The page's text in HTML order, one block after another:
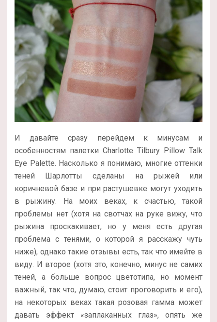
И давайте сразу перейдем к минусам и
особенностям палетки Charlotte Tilbury Pillow Talk
Eye Palette. Насколько я понимаю, многие оттенки
теней Шарлотты сделаны на рыжей или
коричневой базе и при растушевке могут уходить
в рыжину. На моих веках, к счастью, такой
проблемы нет (хотя на свотчах на руке вижу, что
рыжина проскакивает, но у меня есть другая
проблема с тенями, о которой я расскажу чуть
ниже), однако такие отзывы есть, так что имейте в
виду. И второе (хотя это, конечно, минус не самих
теней, а больше вопрос цветотипа, но момент
важный, так что, думаю, стоит проговорить и его),
на некоторых веках такая розовая гамма может
давать эффект «заплаканных глаз», опять же